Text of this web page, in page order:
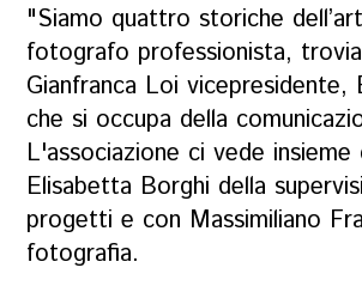
"Siamo quattro storiche
fotografo professionista,
Gianfranca Loi vicepresidente,
che si occupa della
L'associazione ci vede insieme
Elisabetta Borghi della
progetti e con Massimiliano
fotografia.